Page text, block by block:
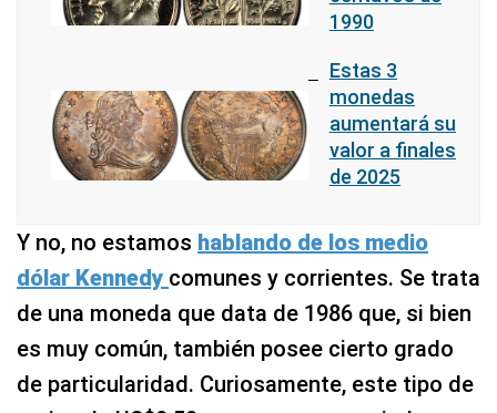
1990
Estas 3
monedas
aumentará su
valor a finales
de 2025
Y no, no estamos hablando de los medio
dólar Kennedy comunes y corrientes. Se trata
de una moneda que data de 1986 que, si bien
es muy común, también posee cierto grado
de particularidad. Curiosamente, este tipo de